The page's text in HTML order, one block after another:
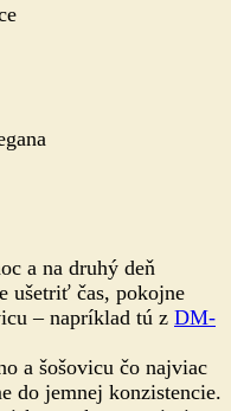
a na druhý deň
ušetriť čas, pokojne
– napríklad tú z DM-
a šošovicu čo najviac
do jemnej konzistencie.